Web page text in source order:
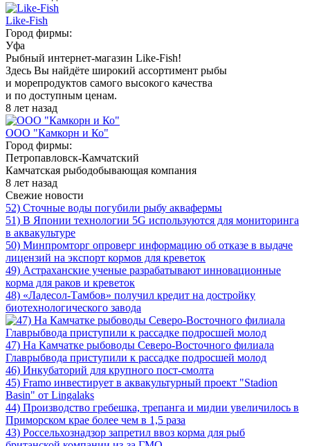
Like-Fish
Город фирмы:
Уфа
Рыбный интернет-магазин Like-Fish!
Здесь Вы найдёте широкий ассортимент рыбы
и морепродуктов самого высокого качества
и по доступным ценам.
8 лет назад
ООО "Камкорн и Ко"
Город фирмы:
Петропавловск-Камчатский
Камчатская рыбодобывающая компания
8 лет назад
Свежие новости
52) Сточные воды погубили рыбу аквафермы
51) В Японии технологии 5G используются для мониторинга
в аквакультуре
50) Минпромторг опроверг информацию об отказе в выдаче
лицензий на экспорт кормов для креветок
49) Астраханские ученые разрабатывают инновационные
корма для раков и креветок
48) «Ладесол-Тамбов» получил кредит на достройку
биотехнологического завода
47) На Камчатке рыбоводы Северо-Восточного филиала
Главрыбвода приступили к рассадке подросшей молод
46) Инкубаторий для крупного пост-смолта
45) Framo инвестирует в аквакультурный проект "Stadion
Basin" от Lingalaks
44) Производство гребешка, трепанга и мидии увеличилось в
Приморском крае более чем в 1,5 раза
43) Россельхознадзор запретил ввоз корма для рыб